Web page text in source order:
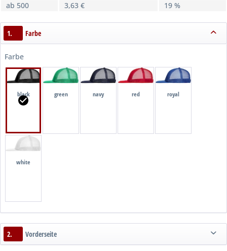
ab 500
3,63 € 19 %
1. Farbe
Farbe
black green navy red royal
white
2. Vorderseite